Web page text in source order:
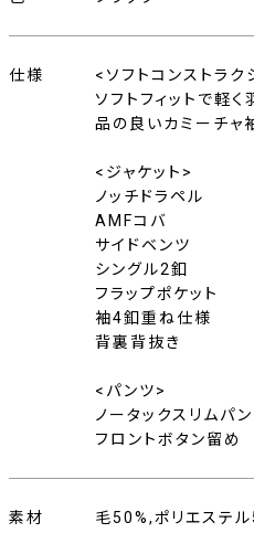
仕様
<ソフトコンストラク
ソフトフィットで軽
品の良いカミーチャ
<ジャケット>
ノッチドラペル
AMFコバ
サイドベンツ
シングル2釦
フラップポケット
袖4釦重ね仕様
背裏背抜き
<パンツ>
ノータックスリムパ
フロントボタン留め
素材 毛50%,ポリエステ